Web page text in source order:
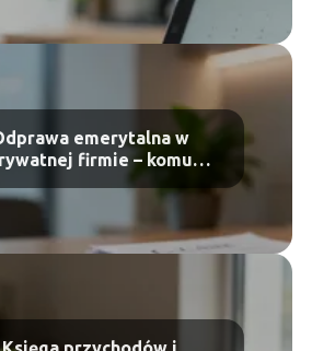
emerytalna w
firmie – komu
przysługuje?